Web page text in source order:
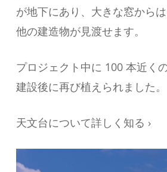
が地下にあり、大きな窓から
他の建造物が見渡せます。
プロジェクト中に 100 本近く
建設後に再び植えられました。
天文台について詳しく知る ›